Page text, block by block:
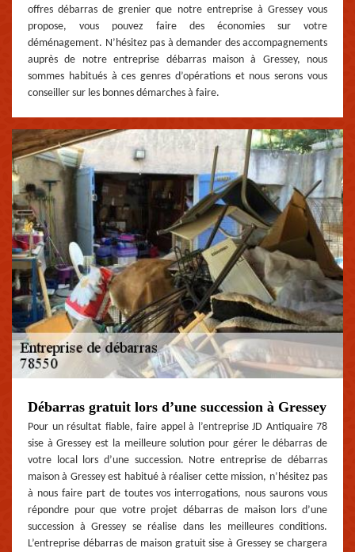
offres débarras de grenier que notre entreprise à Gressey vous
propose, vous pouvez faire des économies sur votre
déménagement. N’hésitez pas à demander des accompagnements
auprès de notre entreprise débarras maison à Gressey, nous
sommes habitués à ces genres d’opérations et nous serons vous
conseiller sur les bonnes démarches à faire.
Débarras gratuit lors d’une succession à Gressey
Pour un résultat fiable, faire appel à l’entreprise JD Antiquaire 78
sise à Gressey est la meilleure solution pour gérer le débarras de
votre local lors d’une succession. Notre entreprise de débarras
maison à Gressey est habitué à réaliser cette mission, n’hésitez pas
à nous faire part de toutes vos interrogations, nous saurons vous
répondre pour que votre projet débarras de maison lors d’une
succession à Gressey se réalise dans les meilleures conditions.
L’entreprise débarras de maison gratuit sise à Gressey se chargera